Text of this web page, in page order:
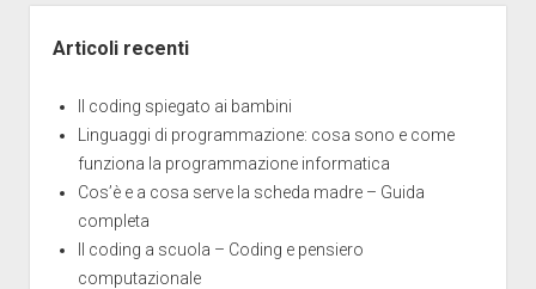
Articoli recenti
Il coding spiegato ai bambini
Linguaggi di programmazione: cosa sono e come
funziona la programmazione informatica
Cos’è e a cosa serve la scheda madre – Guida
completa
Il coding a scuola – Coding e pensiero
computazionale